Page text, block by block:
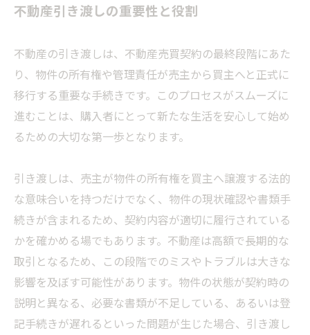
不動産引き渡しの重要性と役割
不動産の引き渡しは、不動産売買契約の最終段階にあた
り、物件の所有権や管理責任が売主から買主へと正式に
移行する重要な手続きです。このプロセスがスムーズに
進むことは、購入者にとって新たな生活を安心して始め
るための大切な第一歩となります。
引き渡しは、売主が物件の所有権を買主へ譲渡する法的
な意味合いを持つだけでなく、物件の現状確認や書類手
続きが含まれるため、契約内容が適切に履行されている
かを確かめる場でもあります。不動産は高額で長期的な
取引となるため、この段階でのミスやトラブルは大きな
影響を及ぼす可能性があります。物件の状態が契約時の
説明と異なる、必要な書類が不足している、あるいは登
記手続きが遅れるといった問題が生じた場合、引き渡し